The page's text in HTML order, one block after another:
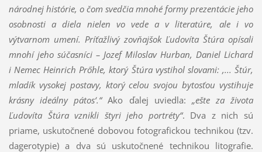
národnej histórie, o čom svedčia mnohé formy prezentácie jeho
osobnosti a diela nielen vo vede a v literatúre, ale i vo
výtvarnom umení. Príťažlivý zovňajšok Ľudovíta Štúra opísali
mnohí jeho súčasníci – Jozef Miloslav Hurban, Daniel Lichard
i Nemec Heinrich Prőhle, ktorý Štúra vystihol slovami: ,... Štúr,
mladík vysokej postavy, ktorý celou svojou bytosťou vystihuje
krásny ideálny pátos‘.“Ako ďalej uviedla: „ešte za života
Ľudovíta Štúra vznikli štyri jeho portréty“. Dva z nich sú
priame, uskutočnené dobovou fotografickou technikou (tzv.
dagerotypie) a dva sú uskutočnené technikou litografie.